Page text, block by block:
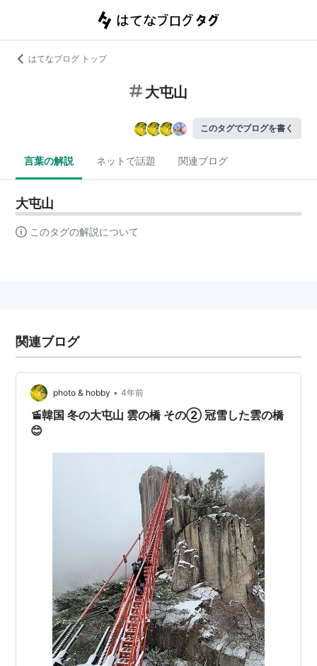
はてなブログ トップ
大屯山
このタグでブログを書く
言葉の解説 ネットで話題 関連ブログ
大屯山
このタグの解説について
関連ブログ
photo & hobby • 4年前
🚡韓国 冬の大屯山 雲の橋 その② 冠雪した雲の橋
😊